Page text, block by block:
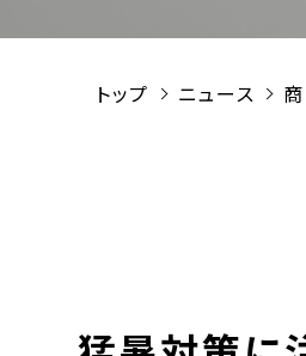
トップ ニュース